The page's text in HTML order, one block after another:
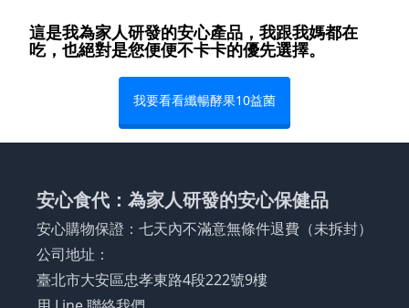
這是我為家人研發的安心產品，我跟我媽都在
吃，也絕對是您便便不卡卡的優先選擇。
我要看看纖暢酵果10益菌
安心食代：為家人研發的安心保健品
安心購物保證：七天內不滿意無條件退費（未拆封）
公司地址：
臺北市大安區忠孝東路4段222號9樓